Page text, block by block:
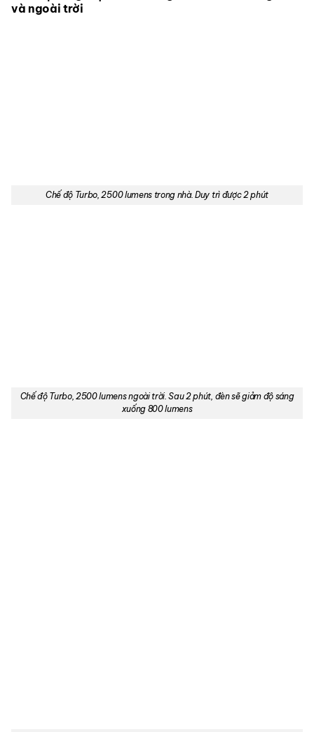
và ngoài trời
Chế độ Turbo, 2500 lumens trong nhà. Duy trì được 2 phút
Chế độ Turbo, 2500 lumens ngoài trời. Sau 2 phút, đèn sẽ giảm độ sáng
xuống 800 lumens